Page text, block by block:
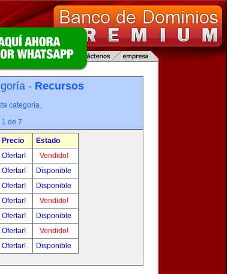
- Recursos
categoría.
1 de 7
Precio
Estado
Ofertar!
Vendido!
Ofertar!
Disponible
Ofertar!
Disponible
Ofertar!
Vendido!
Ofertar!
Disponible
Ofertar!
Vendido!
Ofertar! Disponible